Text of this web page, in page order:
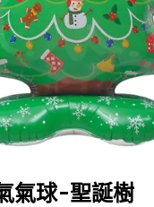
氣球-聖誕樹